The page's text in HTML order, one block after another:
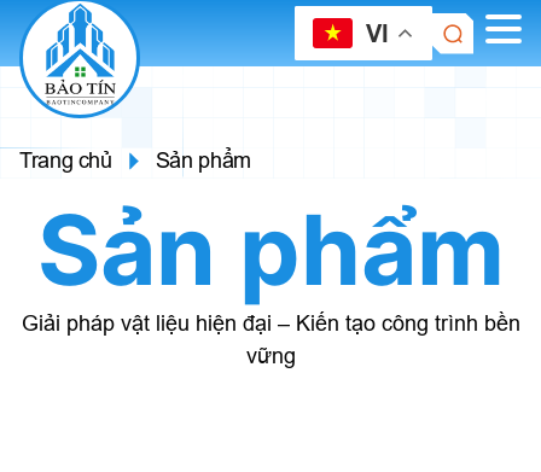
VI
Trang chủ Sản phẩm
Sản phẩm
Giải pháp vật liệu hiện đại – Kiến tạo công trình bền
vững